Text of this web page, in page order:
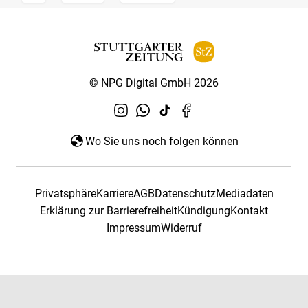
© NPG Digital GmbH 2026
Wo Sie uns noch folgen können
PrivatsphäreKarriereAGBDatenschutzMediadaten
Erklärung zur BarrierefreiheitKündigungKontakt
ImpressumWiderruf